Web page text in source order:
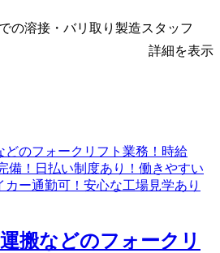
の溶接・バリ取り製造スタッフ
詳細を表示
搬などのフォークリ